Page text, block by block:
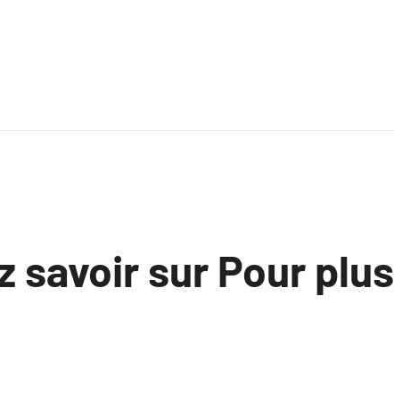
savoir sur Pour plus